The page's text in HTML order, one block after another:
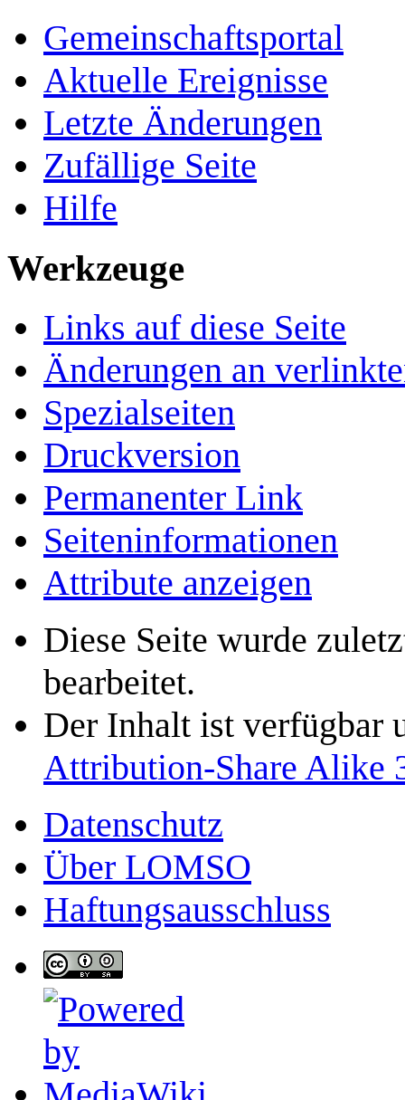
Gemeinschafts­portal
Aktuelle Ereignisse
Letzte Änderungen
Zufällige Seite
Hilfe
Werkzeuge
Links auf diese Seite
Änderungen an
Spezialseiten
Druckversion
Permanenter Link
Seiten­­informationen
Attribute anzeigen
Diese Seite wurde
bearbeitet.
Der Inhalt ist verfügbar
Attribution-Share Alike
Datenschutz
Über LOMSO
Haftungsausschluss